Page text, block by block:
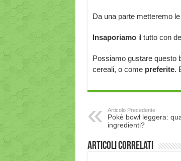
Da una parte metteremo le
Insaporiamoil tutto con
Possiamo gustare questo
cereali, o come preferite.
Articolo Precedente
Pokè bowl leggera:
ingredienti?
Articoli correlati